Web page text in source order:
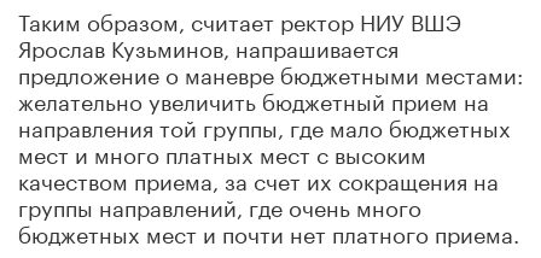
Таким образом, считает ректор НИУ ВШЭ
Ярослав Кузьминов, напрашивается
предложение о маневре бюджетными местами:
желательно увеличить бюджетный прием на
направления той группы, где мало бюджетных
мест и много платных мест с высоким
качеством приема, за счет их сокращения на
группы направлений, где очень много
бюджетных мест и почти нет платного приема.